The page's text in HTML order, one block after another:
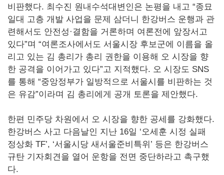
비판했다. 최수진 원내수석대변인은 논평을 내고 “종묘
일대 고층 개발 사업을 문제 삼더니 한강버스 운행과 관
련해서도 안전성·결함을 거론하며 여론전에 앞장서고
있다”며 “여론조사에서도 서울시장 후보군에 이름을 올
리고 있는 김 총리가 총리 권한을 이용해 오 시장을 향
한 공격을 이어가고 있다”고 지적했다. 오 시장도 SNS
를 통해 “중앙정부가 일방적으로 서울시를 비판하는 것
은 유감”이라며 김 총리에게 공개 토론을 제안했다.
한편 민주당 차원에서 오 시장을 향한 공세를 강화했다.
한강버스 사고 다음날인 지난 16일 ‘오세훈 시정 실패
정상화 TF’, ‘서울시당 새서울준비특위’ 등은 한강버스
규탄 기자회견을 열어 운항을 전면 중단하라고 촉구했
다.